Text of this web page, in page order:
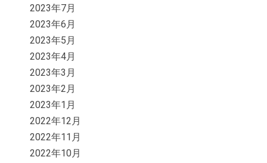
2023年7月
2023年6月
2023年5月
2023年4月
2023年3月
2023年2月
2023年1月
2022年12月
2022年11月
2022年10月